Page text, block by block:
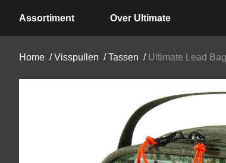
Assortiment Over Ultimate
Home /Visspullen /Tassen / Ultimate Lead